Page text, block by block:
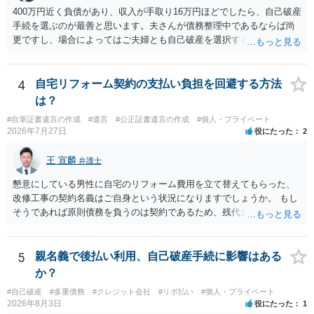
400万円近く負債があり、収入が手取り16万円ほどでしたら、自己破産
手続を選ぶのが最善と思います。夫さんが債務整理中であるならば尚
更ですし、場合によってはご夫婦とも自己破産を選択する方法もある
4
自宅リフォーム契約の支払い負担を回避する方法
は？
#自筆証書遺言の作成 #遺言 #公正証書遺言の作成 #個人・プライベート
2026年7月27日 役にたった 2
王 宣麟 弁護士
懇意にしている男性に自宅のリフォーム費用を立て替えてもらった、
改修工事の契約名義はご自身という状況になりますでしょうか。 もし
そうであれば原則債務を負うのは契約であるため、残代金を捻出して
ます。 入籍した場合でも、原則契約者が単独で全ての債務を負うこと
には変わりがありません。 なかなか対応に難しい案件であり、公開の
場でアドバイスを行うのも限界があるように思われますので、資料等
を持参のうえ個別に弁護士に相談されることをお勧めします。
5
親名義で後払い利用、自己破産手続に影響はある
か？
#自己破産 #多重債務 #クレジット会社 #リボ払い #個人・プライベート
2026年8月3日 役にたった 1